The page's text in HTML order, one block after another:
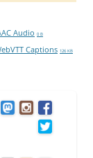
Audio 0 B
Captions 126 KB